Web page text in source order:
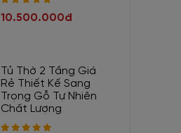
10.500.000đ
Tủ Thờ 2 Tầng Giá
Rẻ Thiết Kế Sang
Trọng Gỗ Tự Nhiên
Chất Lượng